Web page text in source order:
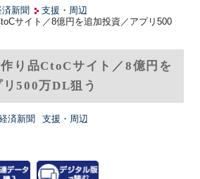
済新聞
支援・周辺
サイト／8億円を追加投資／アプリ500
り品CtoCサイト／8億円を
500万DL狙う
済新聞
支援・周辺